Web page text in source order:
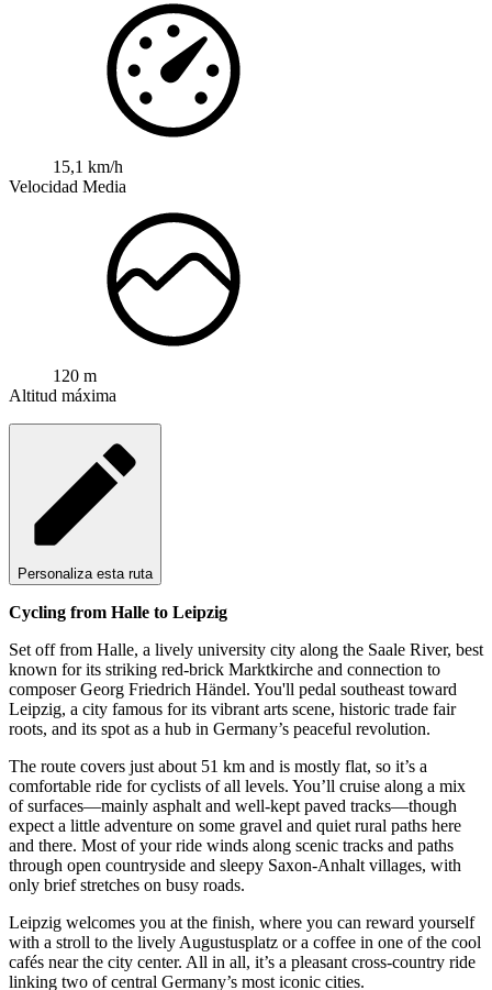
15,1 km/h
Velocidad Media
120 m
Altitud máxima
Personaliza esta ruta
Cycling from Halle to Leipzig
Set off from Halle, a lively university city along the Saale River, best
known for its striking red-brick Marktkirche and connection to
composer Georg Friedrich Händel. You'll pedal southeast toward
Leipzig, a city famous for its vibrant arts scene, historic trade fair
roots, and its spot as a hub in Germany’s peaceful revolution.
The route covers just about 51 km and is mostly flat, so it’s a
comfortable ride for cyclists of all levels. You’ll cruise along a mix
of surfaces—mainly asphalt and well-kept paved tracks—though
expect a little adventure on some gravel and quiet rural paths here
and there. Most of your ride winds along scenic tracks and paths
through open countryside and sleepy Saxon-Anhalt villages, with
only brief stretches on busy roads.
Leipzig welcomes you at the finish, where you can reward yourself
with a stroll to the lively Augustusplatz or a coffee in one of the cool
cafés near the city center. All in all, it’s a pleasant cross-country ride
linking two of central Germany’s most iconic cities.